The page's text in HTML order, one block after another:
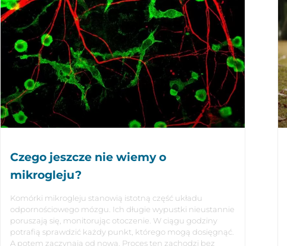
Czego jeszcze nie wiemy o
mikrogleju?
Komórki mikrogleju stanowią istotną część układu
odpornościowego mózgu. Ich długie wypustki nieustannie
poruszają się, monitorując otoczenie. W ciągu godziny
potrafią sprawdzić każdy punkt, którego mogą dosięgnąć.
A potem zaczynają od nowa. Proces ten zachodzi bez